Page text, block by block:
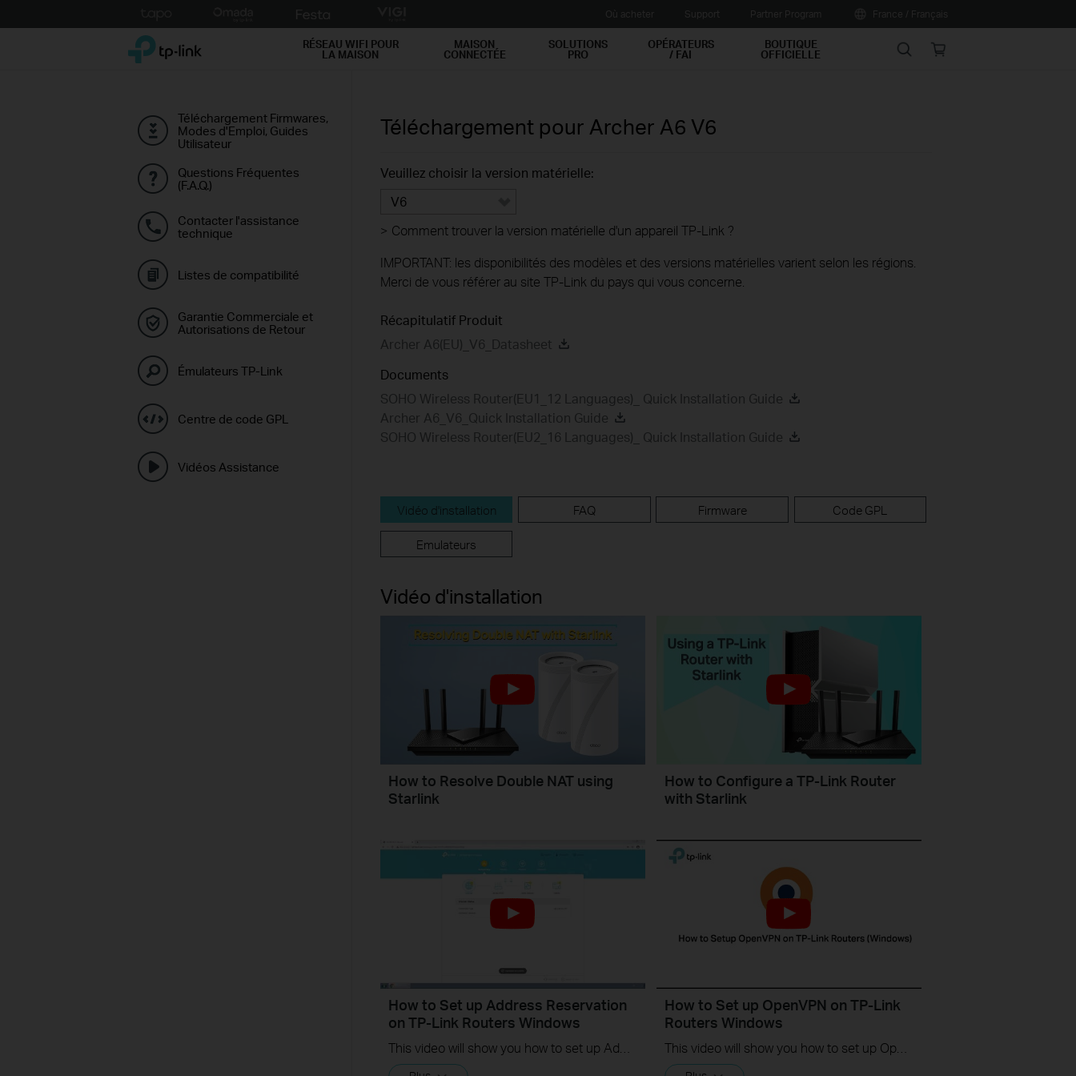
to
TP-Link, Reliably Smart RÉSEAU WIFI POUR
LA MAISON
MAISON
CONNECTÉE
SOLUTIONS
PRO
OPÉRATEURS
/ FAI
BOUTIQUE
OFFICIELLE Search
Online
Téléchargement Firmwares,
Modes d'Emploi, Guides
Utilisateur
Questions Fréquentes
(F.A.Q.)
Contacter l'assistance
technique
Listes de compatibilité
Garantie Commerciale et
Autorisations de Retour
Émulateurs TP-Link
Centre de code GPL
Vidéos Assistance
Téléchargement pour Archer A6 V6
Veuillez choisir la version matérielle:
V6
> Comment trouver la version matérielle d'un appareil TP-Link ?
IMPORTANT: les disponibilités des modèles et des versions matérielles varient selon les régions.
Merci de vous référer au site TP-Link du pays qui vous concerne.
Récapitulatif Produit
Archer A6(EU)_V6_Datasheet
Documents
SOHO Wireless Router(EU1_12 Languages)_ Quick Installation Guide
Archer A6_V6_Quick Installation Guide
SOHO Wireless Router(EU2_16 Languages)_ Quick Installation Guide
Vidéo d'installation FAQ Firmware Code GPL
Emulateurs
Vidéo d'installation
How to Resolve Double NAT using
Starlink
How to Configure a TP-Link Router
with Starlink
How to Set up Address Reservation
on TP-Link Routers Windows
How to Set up OpenVPN on TP-Link
Routers Windows